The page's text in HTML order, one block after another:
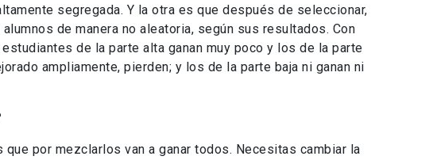
segregada. Y la otra es que después de seleccionar,
de manera no aleatoria, según sus resultados. Con
de la parte alta ganan muy poco y los de la parte
ampliamente, pierden; y los de la parte baja ni ganan ni
por mezclarlos van a ganar todos. Necesitas cambiar la